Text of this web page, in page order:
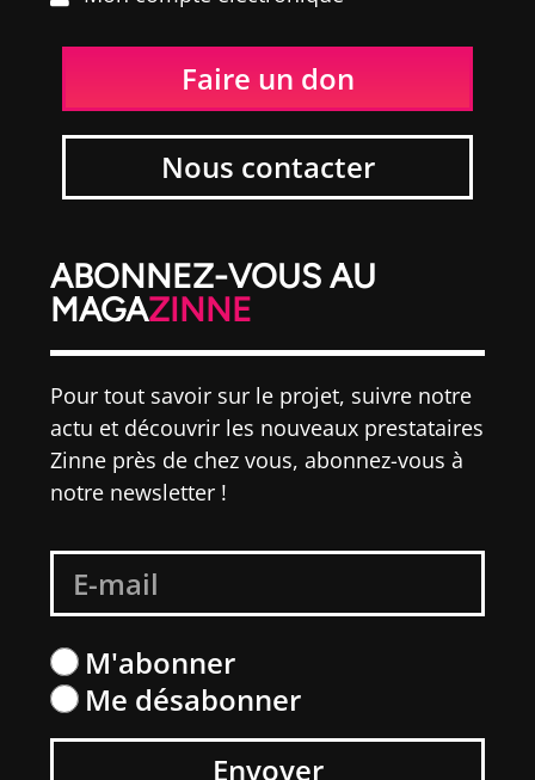
Faire un don
Nous contacter
ABONNEZ-VOUS AU
MAGAZINNE
Pour tout savoir sur le projet, suivre notre
actu et découvrir les nouveaux prestataires
Zinne près de chez vous, abonnez-vous à
notre newsletter !
M'abonner
Me désabonner
Envoyer